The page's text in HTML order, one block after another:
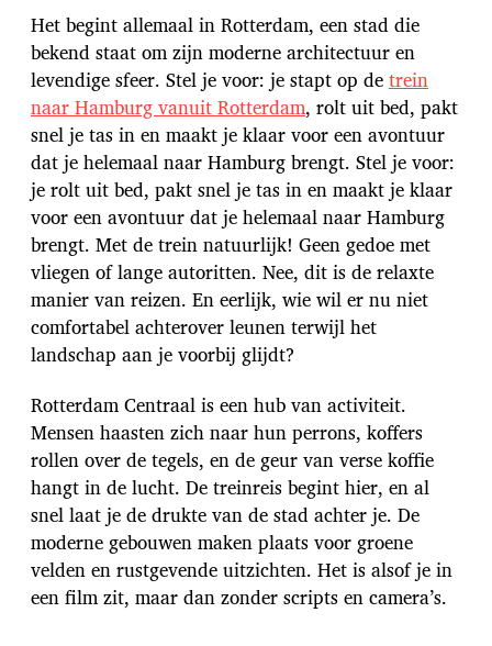
i
c
h
t
d
a
t
u
m
Het begint allemaal in Rotterdam, een stad die
bekend staat om zijn moderne architectuur en
levendige sfeer. Stel je voor: je stapt op detrein
naar Hamburg vanuit Rotterdam, rolt uit bed, pakt
snel je tas in en maakt je klaar voor een avontuur
dat je helemaal naar Hamburg brengt. Stel je voor:
je rolt uit bed, pakt snel je tas in en maakt je klaar
voor een avontuur dat je helemaal naar Hamburg
brengt. Met de trein natuurlijk! Geen gedoe met
vliegen of lange autoritten. Nee, dit is de relaxte
manier van reizen. En eerlijk, wie wil er nu niet
comfortabel achterover leunen terwijl het
landschap aan je voorbij glijdt?
Rotterdam Centraal is een hub van activiteit.
Mensen haasten zich naar hun perrons, koffers
rollen over de tegels, en de geur van verse koffie
hangt in de lucht. De treinreis begint hier, en al
snel laat je de drukte van de stad achter je. De
moderne gebouwen maken plaats voor groene
velden en rustgevende uitzichten. Het is alsof je in
een film zit, maar dan zonder scripts en camera’s.